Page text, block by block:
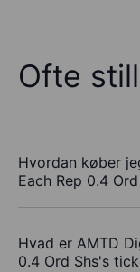
Ofte
Hvordan køber
Each Rep 0.4
Hvad er AMTD
0.4 Ord Shs's